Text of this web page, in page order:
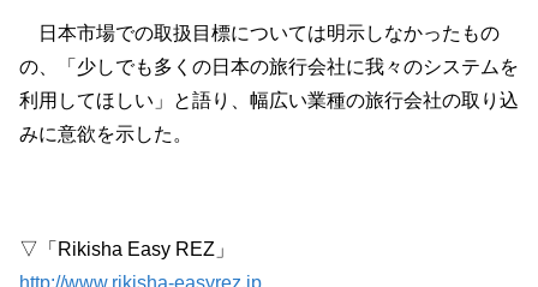
日本市場での取扱目標については明示しなかったもの
の、「少しでも多くの日本の旅行会社に我々のシステムを
利用してほしい」と語り、幅広い業種の旅行会社の取り込
みに意欲を示した。
▽「Rikisha Easy REZ」
http://www.rikisha-easyrez.jp